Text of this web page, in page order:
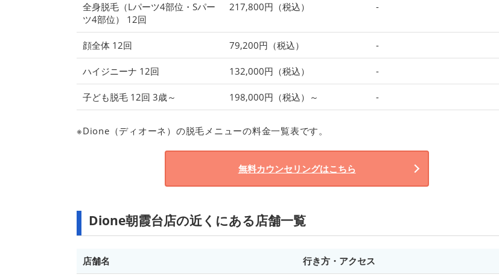
全身脱毛（Lパーツ4部位・Sパー
ツ4部位） 12回
217,800円（税込） -
顔全体 12回 79,200円（税込） -
ハイジニーナ 12回 132,000円（税込） -
子ども脱毛 12回 3歳～ 198,000円（税込）～ -
※Dione（ディオーネ）の脱毛メニューの料金一覧表です。
無料カウンセリングはこちら
Dione朝霞台店の近くにある店舗一覧
店舗名 行き方・アクセス